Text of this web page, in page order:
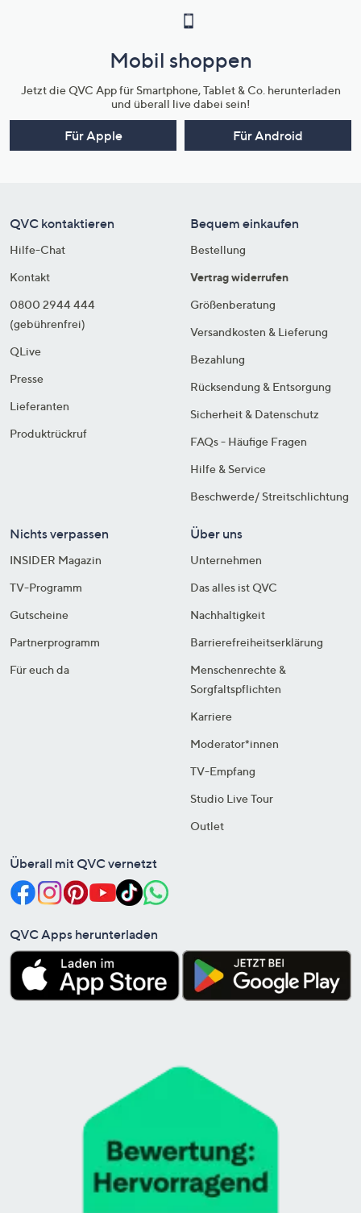
Mobil shoppen
Jetzt die QVC App für Smartphone, Tablet & Co. herunterladen
und überall live dabei sein!
Für Apple Für Android
QVC kontaktieren
Hilfe-Chat
Kontakt
0800 2944 444
(gebührenfrei)
QLive
Presse
Lieferanten
Produktrückruf
Bequem einkaufen
Bestellung
Vertrag widerrufen
Größenberatung
Versandkosten & Lieferung
Bezahlung
Rücksendung & Entsorgung
Sicherheit & Datenschutz
FAQs - Häufige Fragen
Hilfe & Service
Beschwerde/ Streitschlichtung
Nichts verpassen
INSIDER Magazin
TV-Programm
Gutscheine
Partnerprogramm
Für euch da
Über uns
Unternehmen
Das alles ist QVC
Nachhaltigkeit
Barrierefreiheitserklärung
Menschenrechte &
Sorgfaltspflichten
Karriere
Moderator*innen
TV-Empfang
Studio Live Tour
Outlet
Überall mit QVC vernetzt
QVC Apps herunterladen